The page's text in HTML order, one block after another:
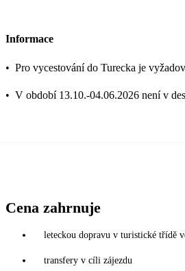
Informace
• Pro vycestování do Turecka je
• V období 13.10.-04.06.2026 není v
Cena zahrnuje
leteckou dopravu v turistické třídě
transfery v cíli zájezdu